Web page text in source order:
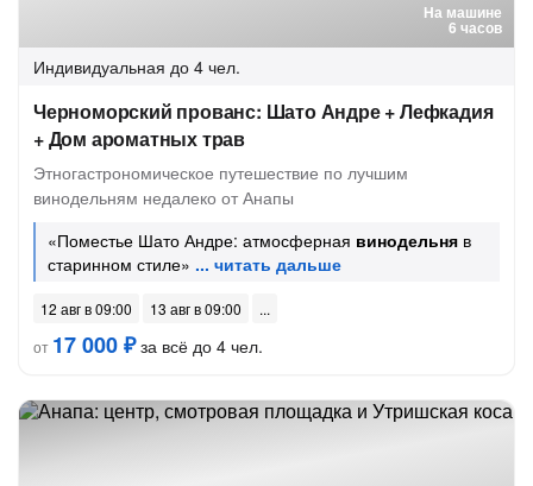
На машине
6 часов
Индивидуальная до 4 чел.
Черноморский прованс: Шато Андре + Лефкадия
+ Дом ароматных трав
Этногастрономическое путешествие по лучшим
винодельням недалеко от Анапы
«Поместье Шато Андре: атмосферная винодельня в
старинном стиле»
12 авг в 09:00
13 авг в 09:00
от 17 000 ₽за всё до 4 чел.